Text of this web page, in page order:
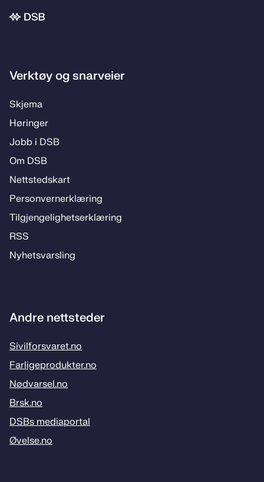
Bunnområde
Verktøy og snarveier
Skje­­ma
Hø­rin­­ger
Jobb i DSB
Om DSB
Nett­steds­­kart
Per­­son­ver­n­er­klæ­­ring
Til­­­gjen­­ge­­lig­hets­­er­klæ­­ring
RSS
Ny­hets­­vars­­ling
Andre nettsteder
Sivilforsvaret.no
Farligeprodukter.no
Nødvarsel.no
Brsk.no
DSBs mediaportal
Øvelse.no